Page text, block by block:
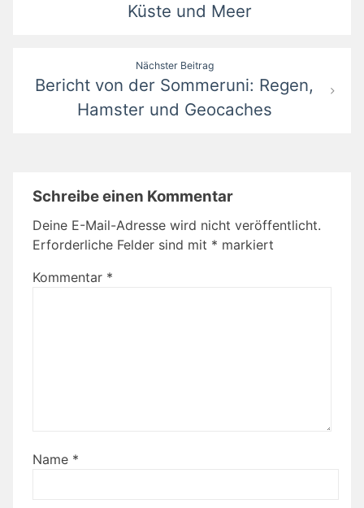
Küste und Meer
Nächster Beitrag
Bericht von der Sommeruni: Regen,
Hamster und Geocaches
Schreibe einen Kommentar
Deine E-Mail-Adresse wird nicht veröffentlicht.
Erforderliche Felder sind mit * markiert
Kommentar *
Name *